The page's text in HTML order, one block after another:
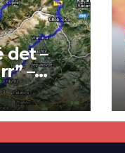
det –
–
për